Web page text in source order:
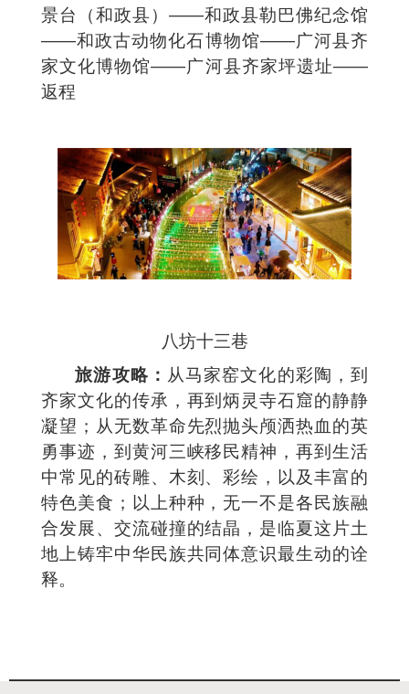
景台（和政县）——和政县勒巴佛纪念馆
——和政古动物化石博物馆——广河县齐
家文化博物馆——广河县齐家坪遗址——
返程
八坊十三巷
旅游攻略： 从马家窑文化的彩陶，到
齐家文化的传承，再到炳灵寺石窟的静静
凝望；从无数革命先烈抛头颅洒热血的英
勇事迹，到黄河三峡移民精神，再到生活
中常见的砖雕、木刻、彩绘，以及丰富的
特色美食；以上种种，无一不是各民族融
合发展、交流碰撞的结晶，是临夏这片土
地上铸牢中华民族共同体意识最生动的诠
释。